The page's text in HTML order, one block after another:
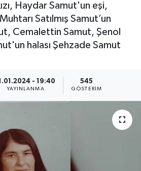
Haydar Samut'un eşi,
Satılmış Samut’un
Cemalettin Samut, Şenol
halası Şehzade Samut
- 19:40
YAYINLANMA
545
GÖSTERIM